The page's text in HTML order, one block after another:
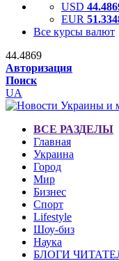
USD
EUR
Все курсы валют
44.4869
Авторизация
Поиск
UA
ВСЕ РАЗДЕЛЫ
Главная
Украина
Город
Мир
Бизнес
Спорт
Lifestyle
Шоу-биз
Наука
БЛОГИ